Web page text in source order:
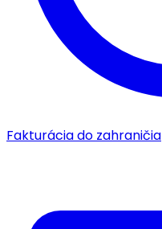
Fakturácia do zahraničia